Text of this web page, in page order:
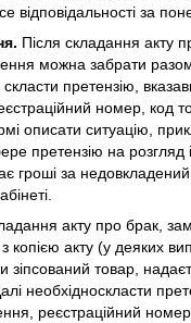
відповідальності за
Після складання акту
можна забрати разом
скласти претензію,
номер, код
описати ситуацію,
претензію на розгляд
гроші за
акту про брак,
копією акту (у деяких
зіпсований товар,
необхідноскласти
реєстраційний